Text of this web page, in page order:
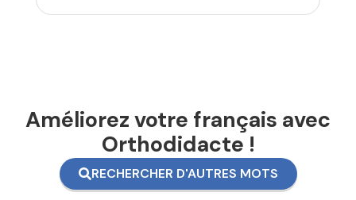
Améliorez votre français avec
Orthodidacte !
RECHERCHER D'AUTRES MOTS